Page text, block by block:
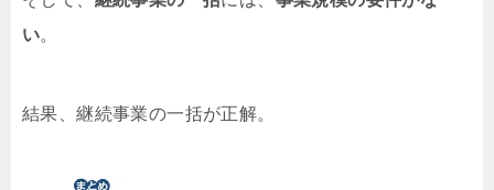
い。
結果、継続事業の一括が正解。